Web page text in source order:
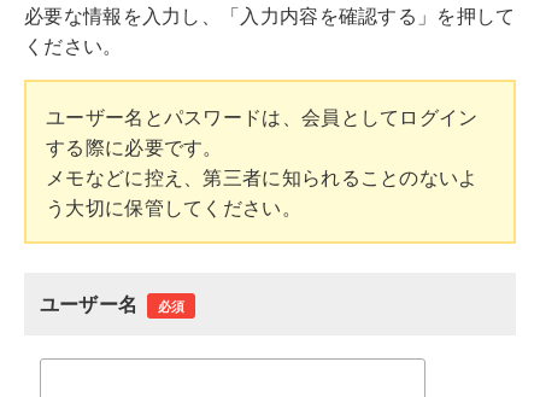
必要な情報を入力し、「入力内容を確認する」を押して
ください。
ユーザー名とパスワードは、会員としてログイン
する際に必要です。
メモなどに控え、第三者に知られることのないよ
う大切に保管してください。
ユーザー名 必須